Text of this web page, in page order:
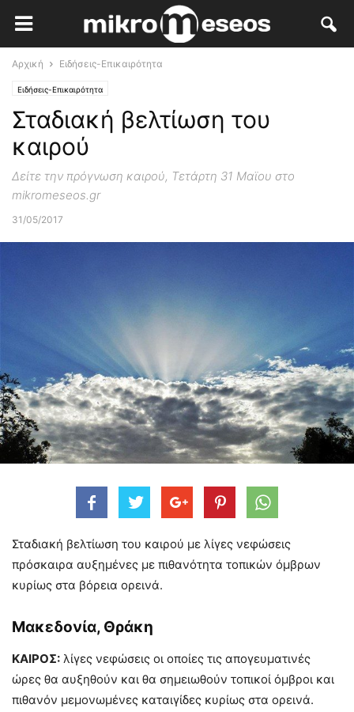
Αρχική Ειδήσεις-Επικαιρότητα
Ειδήσεις-Επικαιρότητα
Σταδιακή βελτίωση του
καιρού
Δείτε την πρόγνωση καιρού, Τετάρτη 31 Μαϊου στο
mikromeseos.gr
31/05/2017
Σταδιακή βελτίωση του καιρού με λίγες νεφώσεις
πρόσκαιρα αυξημένες με πιθανότητα τοπικών όμβρων
κυρίως στα βόρεια ορεινά.
Μακεδονία, Θράκη
ΚΑΙΡΟΣ: λίγες νεφώσεις οι οποίες τις απογευματινές
ώρες θα αυξηθούν και θα σημειωθούν τοπικοί όμβροι και
πιθανόν μεμονωμένες καταιγίδες κυρίως στα ορεινά.